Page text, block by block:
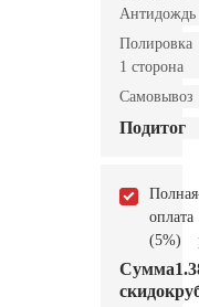
Антидождь
Полировка
1 сторона
Самовывоз
Подитог
Полная
оплата
(5%)
Сумма
скидок